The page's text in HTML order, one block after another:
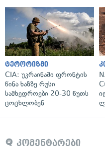
ტერორიზმი
CIA: უკრაინაში ფრონტის
წინა ხაზზე რუსი
სამხედროები 20-30 წუთს
ცოცხლობენ
კომენტარები